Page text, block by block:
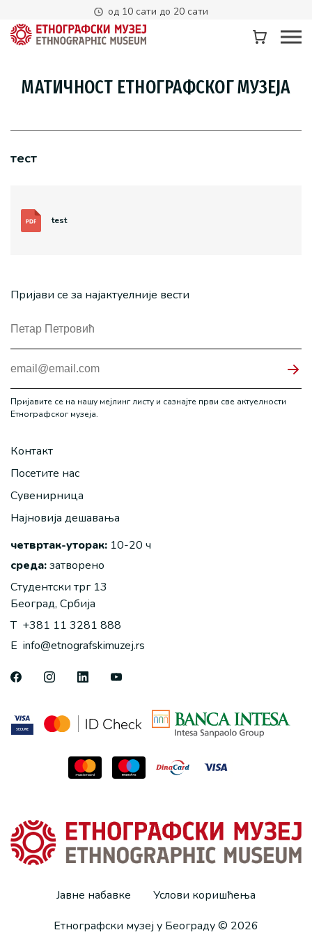
од 10 сати до 20 сати
МАТИЧНОСТ ЕТНОГРАФСКОГ МУЗЕЈА
тест
test
Пријави се за најактуелније вести
Пријавите се на нашу мејлинг листу и сазнајте први све актуелности
Етнографског музеја.
Контакт
Посетите нас
Сувенирница
Најновија дешавања
четвртак-уторак: 10-20 ч
среда:затворено
Студентски трг 13
Београд, Србија
T +381 11 3281 888
E info@etnografskimuzej.rs
Јавне набавке
Услови коришћења
Етнографски музеј у Београду © 2026